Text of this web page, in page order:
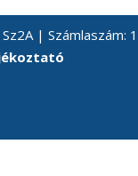
| Számlaszám: